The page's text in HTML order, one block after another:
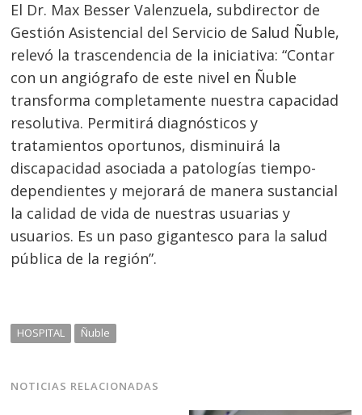
El Dr. Max Besser Valenzuela, subdirector de
Gestión Asistencial del Servicio de Salud Ñuble,
relevó la trascendencia de la iniciativa: “Contar
con un angiógrafo de este nivel en Ñuble
transforma completamente nuestra capacidad
resolutiva. Permitirá diagnósticos y
tratamientos oportunos, disminuirá la
discapacidad asociada a patologías tiempo-
dependientes y mejorará de manera sustancial
la calidad de vida de nuestras usuarias y
usuarios. Es un paso gigantesco para la salud
pública de la región”.
HOSPITAL Ñuble
NOTICIAS RELACIONADAS